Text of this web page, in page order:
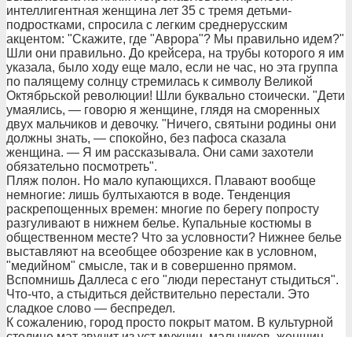
интеллигентная женщина лет 35 с тремя детьми-
подростками, спросила с легким среднерусским
акцентом: "Скажите, где "Аврора"? Мы правильно идем?"
Шли они правильно. До крейсера, на трубы которого я им
указала, было ходу еще мало, если не час, но эта группа
по палящему солнцу стремилась к символу Великой
Октябрьской революции! Шли буквально стоически. "Дети
умаялись, — говорю я женщине, глядя на сморенных
двух мальчиков и девочку. "Ничего, святыни родины они
должны знать, — спокойно, без пафоса сказала
женщина. — Я им рассказывала. Они сами захотели
обязательно посмотреть".
Пляж полон. Но мало купающихся. Плавают вообще
немногие: лишь бултыхаются в воде. Тенденция
раскрепощенных времен: многие по берегу попросту
разгуливают в нижнем белье. Купальные костюмы в
общественном месте? Что за условности? Нижнее белье
выставляют на всеобщее обозрение как в условном,
"медийном" смысле, так и в совершенно прямом.
Вспомнишь Даллеса с его "люди перестанут стыдиться".
Что-что, а стыдиться действительно перестали. Это
сладкое слово — беспредел.
К сожалению, город просто покрыт матом. В культурной